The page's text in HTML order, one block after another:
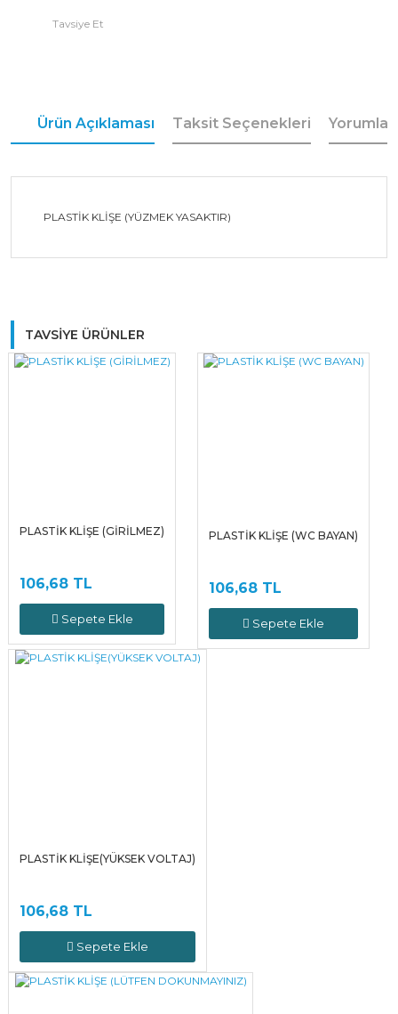
Tavsiye Et
Ürün Açıklaması Taksit Seçenekleri Yorumlar
PLASTİK KLİŞE (YÜZMEK YASAKTIR)
TAVSİYE ÜRÜNLER
PLASTİK KLİŞE (GİRİLMEZ)
106,68 TL
Sepete Ekle
PLASTİK KLİŞE (WC BAYAN)
106,68 TL
Sepete Ekle
PLASTİK KLİŞE(YÜKSEK VOLTAJ)
106,68 TL
Sepete Ekle